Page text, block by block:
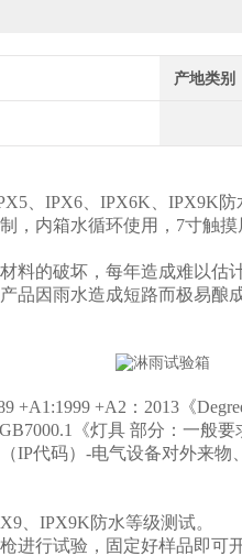
产地类别
、IPX6、IPX6K、IPX9K
，内箱水循环使用，7寸触
料的破坏，每年造成难以
品因雨水造成短路而极易
+A1:1999 +A2：2013《
《灯具 部分：一般要
IP代码）-电气设备对外来
、IPX9K防水等级测试。
进行试验，固定好样品即可